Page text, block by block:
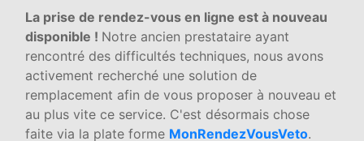
La prise de rendez-vous en ligne est à nouveau
disponible ! Notre ancien prestataire ayant
rencontré des difficultés techniques, nous avons
activement recherché une solution de
remplacement afin de vous proposer à nouveau et
au plus vite ce service. C'est désormais chose
faite via la plate forme MonRendezVousVeto.